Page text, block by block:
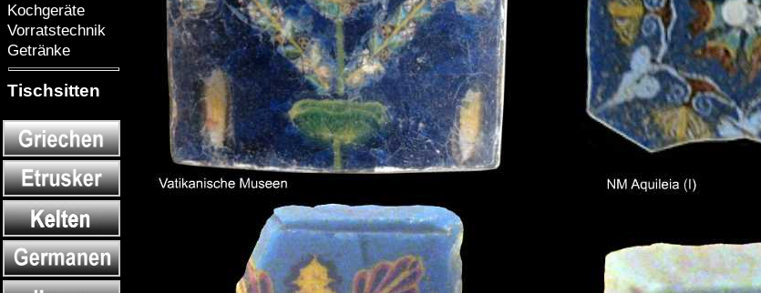
Kochgeräte
Vorratstechnik
Getränke
Tischsitten